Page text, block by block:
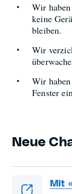
Wir
keine
bleiben.
Wir
Wir
Fenster
Neue
Mit